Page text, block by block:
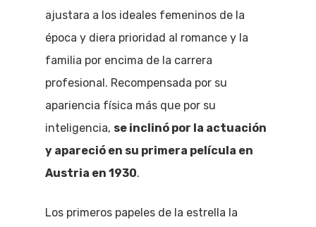
ajustara a los ideales femeninos de la
época y diera prioridad al romance y la
familia por encima de la carrera
profesional. Recompensada por su
apariencia física más que por su
inteligencia, se inclinó por la actuación
y apareció en su primera película en
Austria en 1930.
Los primeros papeles de la estrella la